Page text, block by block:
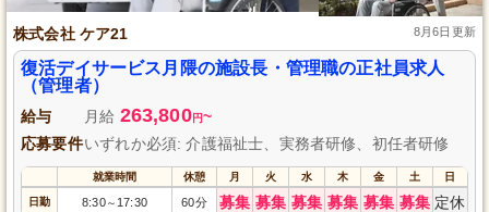
株式会社 ケア21 8月6日更新
復活デイサービス月隈の施設長・管理職の正社員求人
（管理者）
給与 月給 263,800円~
応募要件いずれか必須: 介護福祉士、実務者研修、初任者研修
就業時間 休憩 月 火 水 木 金 土 日
日勤 8:30～ 17:30 60分 募集 募集 募集 募集 募集 募集 定休